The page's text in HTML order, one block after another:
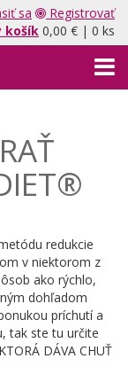
sa
Registrovať
košík 0,00 €| 0 ks
redukcie
v niektorom z
ako rýchlo,
dohľadom
príchutí a
tak ste tu určite
DÁVA CHUŤ